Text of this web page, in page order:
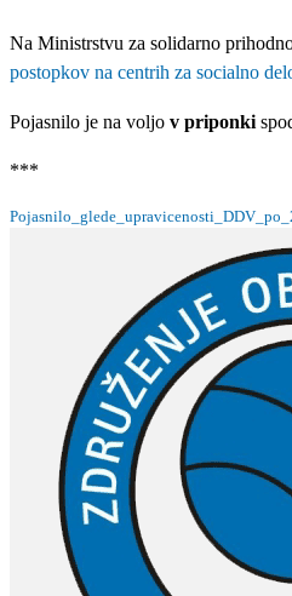
Na Ministrstvu za solidarno
postopkov na centrih za socialno
Pojasnilo je na voljo v priponki
***